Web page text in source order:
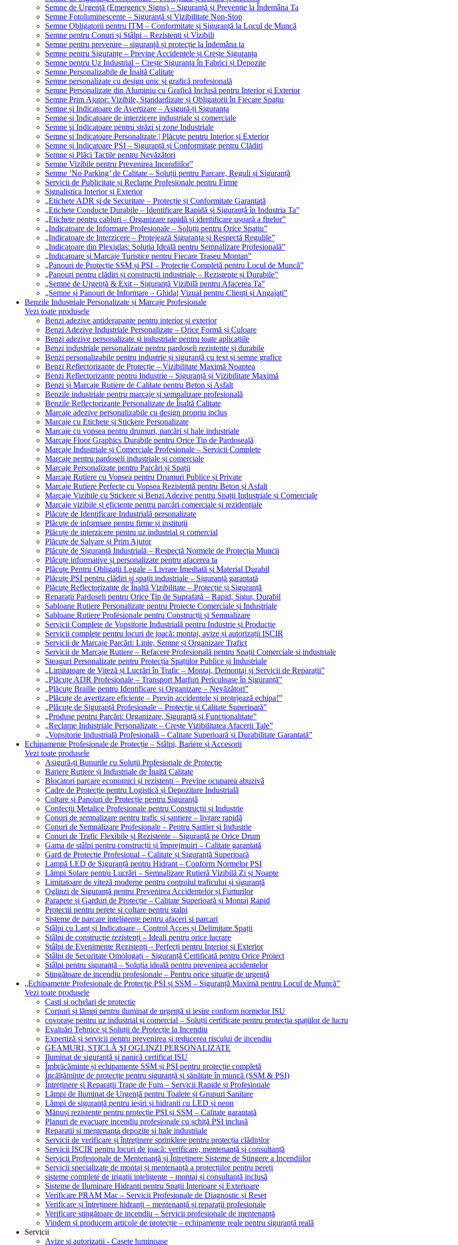
Semne de Urgență (Emergency Signs) – Siguranță și Prevenție la Îndemâna Ta
Semne Fotoluminescente – Siguranță și Vizibilitate Non-Stop
Semne Obligatorii pentru ITM – Conformitate și Siguranță la Locul de Muncă
Semne pentru Conuri și Stâlpi – Rezistenti și Vizibili
Semne pentru prevenire – siguranță și protecție la îndemâna ta
Semne pentru Siguranțe – Previne Accidentele și Crește Siguranța
Semne pentru Uz Industrial – Crește Siguranța în Fabrici și Depozite
Semne Personalizabile de Înaltă Calitate
Semne personalizate cu design unic și grafică profesională
Semne Personalizate din Aluminiu cu Grafică Inclusă pentru Interior și Exterior
Semne Prim Ajutor: Vizibile, Standardizate și Obligatorii în Fiecare Spațiu
Semne și Indicatoare de Avertizare – Asigură-ți Siguranța
Semne si Indicatoare de interzicere industriale si comerciale
Semne şi Indicatoare pentru străzi şi zone Industriale
Semne si Indicatoare Personalizate | Plăcuțe pentru Interior și Exterior
Semne și Indicatoare PSI – Siguranță și Conformitate pentru Clădiri
Semne și Plăci Tactile pentru Nevăzători
Semne Vizibile pentru Prevenirea Incendiilor”
Semne ‘No Parking’ de Calitate – Soluții pentru Parcare, Reguli și Siguranță
Servicii de Publicitate și Reclame Profesionale pentru Firme
Signalistica Interior și Exterior
„Etichete ADR și de Securitate – Protecție și Conformitate Garantată
„Etichete Conducte Durabile – Identificare Rapidă și Siguranță în Industria Ta”
„Etichete pentru cabluri – Organizare rapidă și identificare ușoară a firelor”
„Indicatoare de Informare Profesionale – Soluții pentru Orice Spațiu”
„Indicatoare de Interzicere – Protejează Siguranța și Respectă Regulile”
„Indicatoare din Plexiglas: Soluția Ideală pentru Semnalizare Profesională”
„Indicatoare și Marcaje Turistice pentru Fiecare Traseu Montan”
„Panouri de Protecție SSM și PSI – Protecție Completă pentru Locul de Muncă”
„Panouri pentru clădiri și construcții industriale – Rezistente și Durabile”
„Semne de Urgență & Exit – Siguranță Vizibilă pentru Afacerea Ta”
„Semne și Panouri de Informare – Ghidaj Vizual pentru Clienți și Angajați”
Benzile Industriale Personalizate și Marcaje Profesionale
Vezi toate produsele
Benzi adezive antiderapante pentru interior și exterior
Benzi Adezive Industriale Personalizate – Orice Formă și Culoare
Benzi adezive personalizate și industriale pentru toate aplicațiile
Benzi industriale personalizate pentru pardoseli rezistente și durabile
Benzi personalizabile pentru industrie și siguranță cu text și semne grafice
Benzi Reflectorizante de Protecție – Vizibilitate Maximă Noaptea
Benzi Reflectorizante pentru Industrie – Siguranță și Vizibilitate Maximă
Benzi și Marcaje Rutiere de Calitate pentru Beton și Asfalt
Benzile industriale pentru marcaje și semnalizare profesională
Benzile Reflectorizante Personalizate de Înaltă Calitate
Marcaje adezive personalizabile cu design propriu inclus
Marcaje cu Etichete și Stickere Personalizate
Marcaje cu vopsea pentru drumuri, parcări și hale industriale
Marcaje Floor Graphics Durabile pentru Orice Tip de Pardoseală
Marcaje Industriale și Comerciale Profesionale – Servicii Complete
Marcaje pentru pardoseli industriale și comerciale
Marcaje Personalizate pentru Parcări și Spații
Marcaje Rutiere cu Vopsea pentru Drumuri Publice și Private
Marcaje Rutiere Perfecte cu Vopsea Rezistentă pentru Beton și Asfalt
Marcaje Vizibile cu Stickere și Benzi Adezive pentru Spații Industriale și Comerciale
Marcaje vizibile și eficiente pentru parcări comerciale și rezidențiale
Plăcuțe de Identificare Industrială personalizate
Plăcuțe de informare pentru firme și instituții
Plăcuțe de interzicere pentru uz industrial și comercial
Plăcuțe de Salvare și Prim Ajutor
Plăcuțe de Siguranță Industrială – Respectă Normele de Protecția Muncii
Plăcuțe informative și personalizate pentru afacerea ta
Plăcuțe Pentru Obligații Legale – Livrare Imediată și Material Durabil
Plăcuțe PSI pentru clădiri și spații industriale – Siguranță garantată
Plăcuțe Reflectorizante de Înaltă Vizibilitate – Protecție și Siguranță
Reparații Pardoseli pentru Orice Tip de Suprafață – Rapid, Sigur, Durabil
Sabloane Rutiere Personalizate pentru Proiecte Comerciale și Industriale
Sabloane Rutiere Profesionale pentru Construcții și Semnalizare
Servicii Complete de Vopsitorie Industrială pentru Industrie și Producție
Servicii complete pentru locuri de joacă: montaj, avize și autorizații ISCIR
Servicii de Marcaje Parcări: Linie, Semne și Organizare Trafict
Servicii de Marcaje Rutiere – Refacere Profesională pentru Spații Comerciale si industriale
Steaguri Personalizate pentru Protecția Spațiilor Publice și Industriale
„Limitatoare de Viteză și Lucrări în Trafic – Montaj, Demontaj și Servicii de Reparații”
„Plăcuțe ADR Profesionale – Transport Marfuri Periculoase în Siguranță”
„Plăcuțe Braille pentru Identificare și Organizare – Nevăzători”
„Plăcuțe de avertizare eficiente – Previn accidentele și protejează echipa!”
„Plăcuțe de Siguranță Profesionale – Protecție și Calitate Superioară”
„Produse pentru Parcări: Organizare, Siguranță și Funcționalitate”
„Reclame Industriale Personalizate – Crește Vizibilitatea Afacerii Tale”
„Vopsitorie Industrială Profesională – Calitate Superioară și Durabilitate Garantată”
Echipamente Profesionale de Protecție – Stâlpi, Bariere și Accesorii
Vezi toate produsele
Asigură-ți Bunurile cu Soluții Profesionale de Protecție
Bariere Rutiere și Industriale de Înaltă Calitate
Blocatori parcare economici și rezistenți – Previne ocuparea abuzivă
Cadre de Protecție pentru Logistică și Depozitare Industrială
Colțare și Panouri de Protecție pentru Siguranță
Confecții Metalice Profesionale pentru Construcții și Industrie
Conuri de semnalizare pentru trafic și șantiere – livrare rapidă
Conuri de Semnalizare Profesionale – Pentru Șantier și Industrie
Conuri de Trafic Flexibile și Rezistente – Siguranță pe Orice Drum
Gama de stâlpi pentru construcții și împrejmuiri – Calitate garantată
Gard de Protecție Profesional – Calitate și Siguranță Superioară
Lampă LED de Siguranță pentru Hidrant – Conform Normelor PSI
Lămpi Solare pentru Lucrări – Semnalizare Rutieră Vizibilă Zi și Noapte
Limitatoare de viteză moderne pentru controlul traficului și siguranță
Oglinzi de Siguranță pentru Prevenirea Accidentelor și Furturilor
Parapete și Garduri de Protecție – Calitate Superioară și Montaj Rapid
Protectii pentru perete si coltare pentru stalpi
Sisteme de parcare inteligente pentru afaceri si parcari
Stâlpi cu Lanț și Indicatoare – Control Acces și Delimitare Spații
Stâlpi de construcție rezistenți – Ideali pentru orice lucrare
Stâlpi de Evenimente Rezistenți – Perfecți pentru Interior și Exterior
Stâlpi de Securitate Omologați – Siguranță Certificată pentru Orice Proiect
Stâlpi pentru siguranță – Soluția ideală pentru prevenirea accidentelor
Stingătoare de incendiu profesionale – Pentru orice situație de urgență
„Echipamente Profesionale de Protecție PSI și SSM – Siguranță Maximă pentru Locul de Muncă”
Vezi toate produsele
Casti si ochelari de protectie
Corpuri și lămpi pentru iluminat de urgență si iesire conform normelor ISU
covorașe pentru uz industrial și comercial – Soluții certificate pentru protecția spațiilor de lucru
Evaluări Tehnice și Soluții de Protecție la Incendiu
Expertiză și servicii pentru prevenirea și reducerea riscului de incendiu
GEAMURI, STICLĂ ŞI OGLINZI PERSONALIZATE
Iluminat de siguranță și panică certificat ISU
Îmbrăcăminte și echipamente SSM și PSI pentru protecție completă
Încălțăminte de protecție pentru siguranță și sănătate în muncă (SSM & PSI)
Întreținere și Reparații Trape de Fum – Servicii Rapide și Profesionale
Lămpi de Iluminat de Urgență pentru Toalete și Grupuri Sanitare
Lămpi de siguranță pentru ieșiri și hidranti cu LED și neon
Mănuși rezistente pentru protecție PSI și SSM – Calitate garantată
Planuri de evacuare incendiu profesionale cu schiță PSI inclusă
Reparatii si mentenanta depozite si hale industriale
Servicii de verificare și întreținere sprinklere pentru protecția clădirilor
Servicii ISCIR pentru locuri de joacă: verificare, mentenanță și consultanță
Servicii Profesionale de Mentenanță și Întreținere Sisteme de Stingere a Incendiilor
Servicii specializate de montaj și mentenanță a protecțiilor pentru pereți
sisteme complete de irigații inteligente – montaj și consultanță inclusă
Sisteme de Iluminare Hidranti pentru Spații Interioare și Exterioare
Verificare PRAM Mac – Servicii Profesionale de Diagnostic și Reset
Verificare și întreținere hidranți – mentenanță și reparații profesionale
Verificare stingătoare de incendiu – Servicii profesionale de mentenanță
Vindem și producem articole de protecție – echipamente reale pentru siguranță reală
Servicii
Avize si autorizatii - Casete luminoase